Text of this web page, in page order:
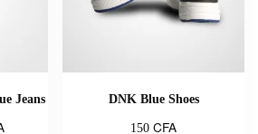
Jeans DNK Blue Shoes
150CFA